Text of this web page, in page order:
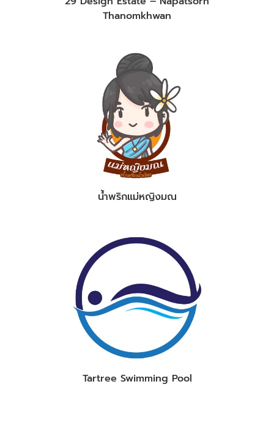
Thanomkhwan
น้ำพริกแม่หญิงมณ
Tartree Swimming Pool